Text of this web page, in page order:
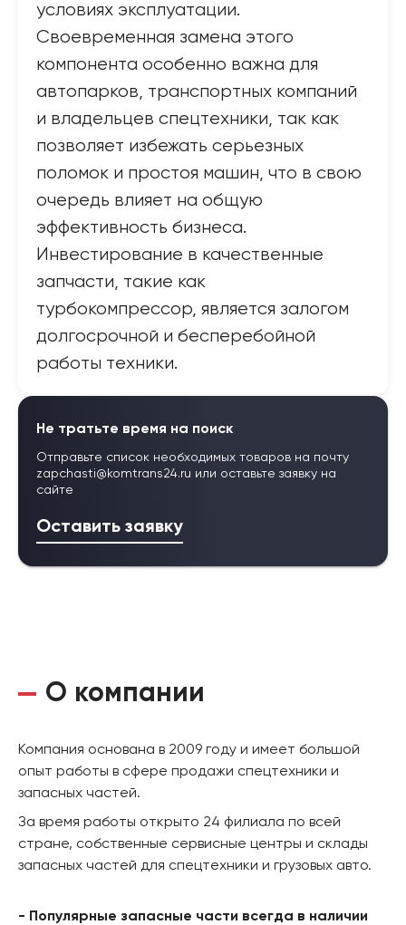
условиях эксплуатации.
Своевременная замена этого
компонента особенно важна для
автопарков, транспортных компаний
и владельцев спецтехники, так как
позволяет избежать серьезных
поломок и простоя машин, что в свою
очередь влияет на общую
эффективность бизнеса.
Инвестирование в качественные
запчасти, такие как
турбокомпрессор, является залогом
долгосрочной и бесперебойной
работы техники.
Не тратьте время на поиск
Отправьте список необходимых товаров на почту
zapchasti@komtrans24.ru или оставьте заявку на
сайте
Оставить заявку
О компании
Компания основана в 2009 году и имеет большой
опыт работы в сфере продажи спецтехники и
запасных частей.
За время работы открыто 24 филиала по всей
стране, собственные сервисные центры и склады
запасных частей для спецтехники и грузовых авто.
- Популярные запасные части всегда в наличии